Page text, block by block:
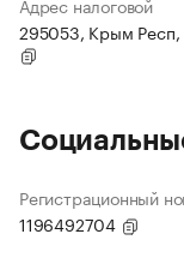
Адрес налоговой
295053, Крым Респ,
Регистрационный
1196492704